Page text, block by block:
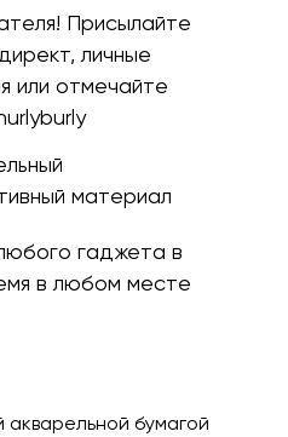
материал
Присылайте
личные
или отмечайте
гаджета в
в любом месте
акварельной бумагой